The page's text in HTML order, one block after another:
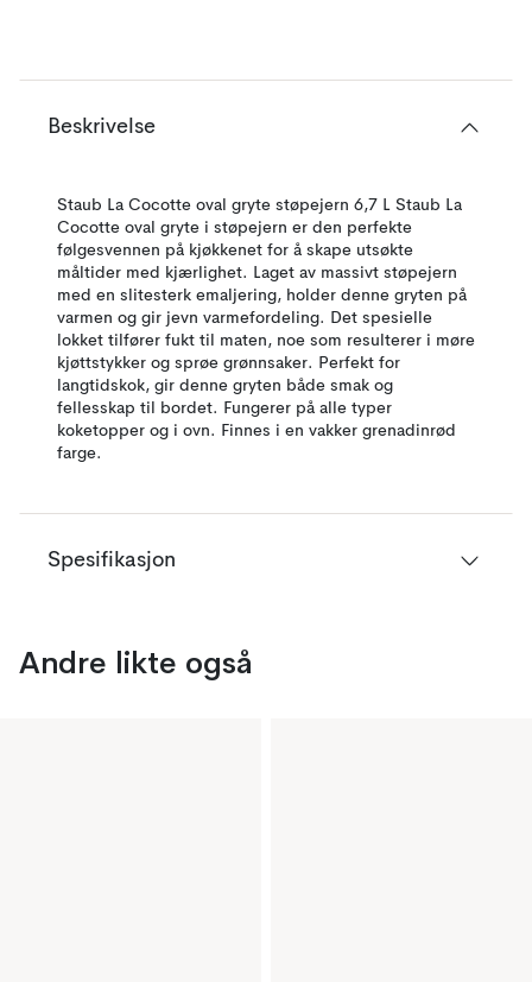
Beskrivelse
Staub La Cocotte oval gryte støpejern 6,7 L Staub La
Cocotte oval gryte i støpejern er den perfekte
følgesvennen på kjøkkenet for å skape utsøkte
måltider med kjærlighet. Laget av massivt støpejern
med en slitesterk emaljering, holder denne gryten på
varmen og gir jevn varmefordeling. Det spesielle
lokket tilfører fukt til maten, noe som resulterer i møre
kjøttstykker og sprøe grønnsaker. Perfekt for
langtidskok, gir denne gryten både smak og
fellesskap til bordet. Fungerer på alle typer
koketopper og i ovn. Finnes i en vakker grenadinrød
farge.
Spesifikasjon
Andre likte også